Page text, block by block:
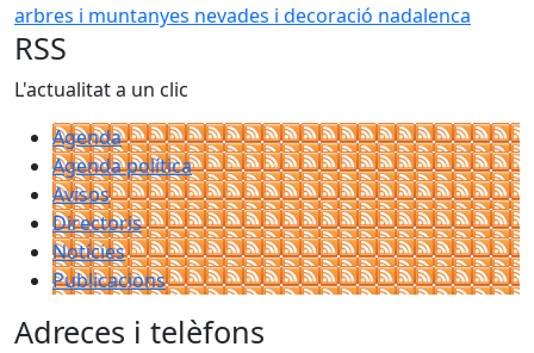
RSS
L'actualitat a un clic
Agenda
Agenda política
Avisos
Directoris
Notícies
Publicacions
Adreces i telèfons